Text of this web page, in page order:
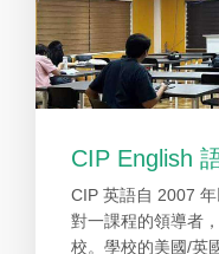
CIP English
CIP 英語自 2007
對一課程的領導者
校。學校的美國/英